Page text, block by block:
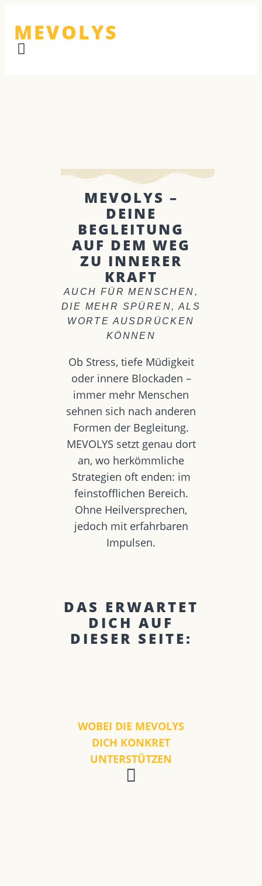
MEVOLYS
MEVOLYS –
DEINE
BEGLEITUNG
AUF DEM WEG
ZU INNERER
KRAFT
AUCH FÜR MENSCHEN,
DIE MEHR SPÜREN, ALS
WORTE AUSDRÜCKEN
KÖNNEN
Ob Stress, tiefe Müdigkeit
oder innere Blockaden –
immer mehr Menschen
sehnen sich nach anderen
Formen der Begleitung.
MEVOLYS setzt genau dort
an, wo herkömmliche
Strategien oft enden: im
feinstofflichen Bereich.
Ohne Heilversprechen,
jedoch mit erfahrbaren
Impulsen.
DAS ERWARTET
DICH AUF
DIESER SEITE:
WOBEI DIE MEVOLYS
DICH KONKRET
UNTERSTÜTZEN